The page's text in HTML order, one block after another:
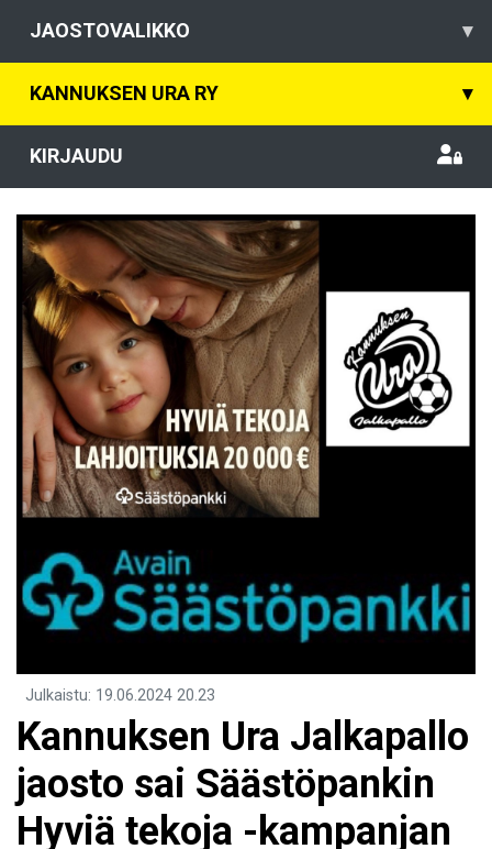
JAOSTOVALIKKO ▾
KANNUKSEN URA RY ▾
KIRJAUDU
Julkaistu: 19.06.2024 20.23
Kannuksen Ura Jalkapallo
jaosto sai Säästöpankin
Hyviä tekoja -kampanjan